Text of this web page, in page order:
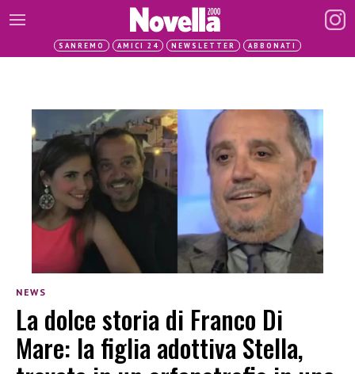
SANREMO AMICI 24 NEWSLETTER ABBONATI
NEWS
La dolce storia di Franco Di
Mare: la figlia adottiva Stella,